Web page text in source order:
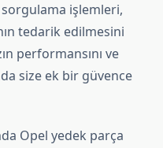
işlemleri,
tedarik edilmesini
performansını ve
size ek bir güvence
Opel yedek parça